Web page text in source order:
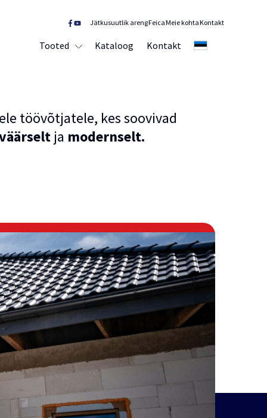
Tooted Kataloog Kontakt
Jätkusuutlik arengFeicaMeie kohtaKontakt
töövõtjatele, kes soovivad
ja modernselt.